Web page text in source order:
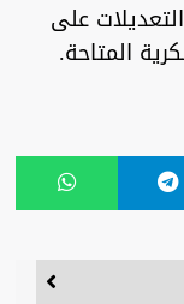
على
المتاحة.